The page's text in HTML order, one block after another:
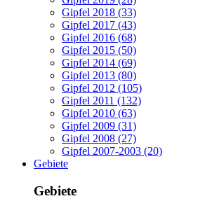
Gipfel 2018 (33)
Gipfel 2017 (43)
Gipfel 2016 (68)
Gipfel 2015 (50)
Gipfel 2014 (69)
Gipfel 2013 (80)
Gipfel 2012 (105)
Gipfel 2011 (132)
Gipfel 2010 (63)
Gipfel 2009 (31)
Gipfel 2008 (27)
Gipfel 2007-2003 (20)
Gebiete
Gebiete